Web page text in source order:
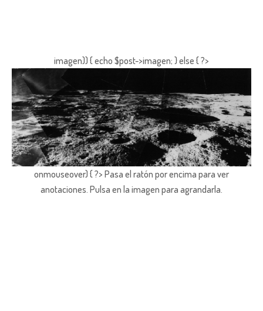
imagen)) { echo $post->imagen; } else { ?>
onmouseover) { ?> Pasa el ratón por encima para ver
anotaciones. Pulsa en la imagen para agrandarla.